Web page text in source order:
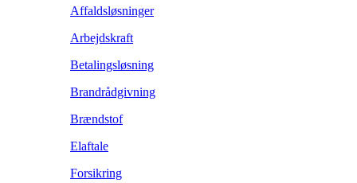
Affaldsløsninger
Arbejdskraft
Betalingsløsning
Brandrådgivning
Brændstof
Elaftale
Forsikring